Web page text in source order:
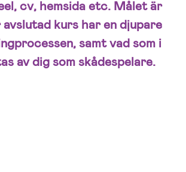
cv, hemsida etc. Målet är
kurs har en djupare
samt vad som i
av dig som skådespelare.